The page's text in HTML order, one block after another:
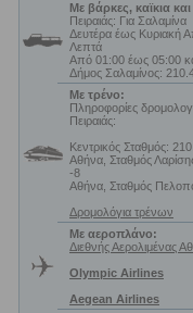
Με βάρκες, καϊκια
Πειραιάς: Για Σαλαμίνα
Δευτέρα έως Κυριακή
Λεπτά
Από 01:00 έως 05:00
Δήμος Σαλαμίνος:
Με τρένο:
Πληροφορίες
Πειραιάς:
Κεντρικός Σταθμός:
Αθήνα, Σταθμός
-8
Αθήνα, Σταθμός
Δρομολόγια τρένων
Με αεροπλάνο:
Διεθνής Αερολιμένας
Olympic Airlines
Aegean Airlines